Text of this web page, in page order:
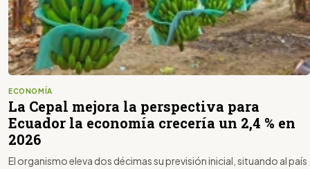
ECONOMÍA
La Cepal mejora la perspectiva para
Ecuador la economía crecería un 2,4 % en
2026
El organismo eleva dos décimas su previsión inicial, situando al país